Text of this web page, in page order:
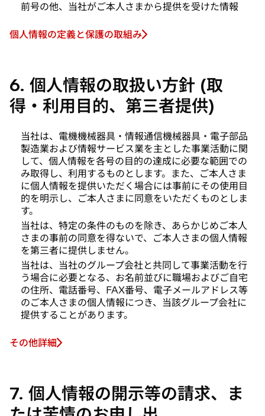
前号の他、当社がご本人さまから提供を受けた情報
個人情報の定義と保護の取組み
6. 個人情報の取扱い方針 (取
得・利用目的、第三者提供)
当社は、電機機械器具・情報通信機械器具・電子部品
製造業および情報サービス業を主とした事業活動に関
して、個人情報を各号の目的の達成に必要な範囲での
み取得し、利用するものとします。また、ご本人さま
に個人情報を提供いただく場合には事前にその使用目
的を明示し、ご本人さまに同意をいただくものとしま
す。
当社は、特定の条件のものを除き、あらかじめご本人
さまの事前の同意を得ないで、ご本人さまの個人情報
を第三者に提供しません。
当社は、当社のグループ会社と共同して事業活動を行
う場合に必要となる、お名前並びに職場およびご自宅
の住所、電話番号、FAX番号、電子メールアドレス等
のご本人さまの個人情報につき、当該グループ会社に
提供することがあります。
その他詳細
7. 個人情報の開示等の請求、ま